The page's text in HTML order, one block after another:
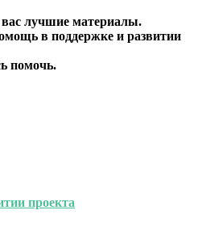
лучшие материалы.
в поддержке и развитии
помочь.
проекта